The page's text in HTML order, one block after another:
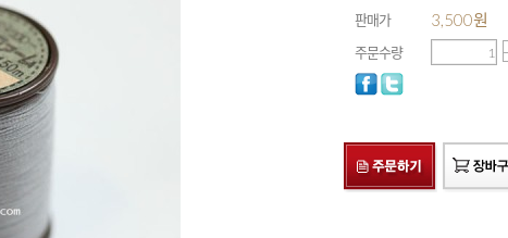
판매가
3,500원
주문수량